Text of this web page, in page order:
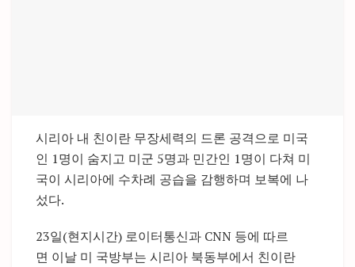
시리아 내 친이란 무장세력의 드론 공격으로 미국
인 1명이 숨지고 미군 5명과 민간인 1명이 다쳐 미
국이 시리아에 수차례 공습을 감행하며 보복에 나
섰다.
23일(현지시간) 로이터통신과 CNN 등에 따르
면 이날 미 국방부는 시리아 북동부에서 친이란